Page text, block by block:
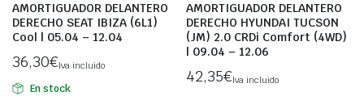
AMORTIGUADOR DELANTERO
DERECHO SEAT IBIZA (6L1)
Cool | 05.04 – 12.04
36,30€Iva incluido
En stock
AMORTIGUADOR DELANTERO
DERECHO HYUNDAI TUCSON
(JM) 2.0 CRDi Comfort (4WD)
| 09.04 – 12.06
42,35€Iva incluido